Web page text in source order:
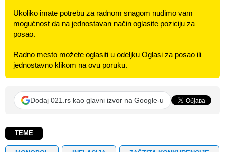
Ukoliko imate potrebu za radnom snagom nudimo vam
mogućnost da na jednostavan način oglasite poziciju za
posao.
Radno mesto možete oglasiti u odeljku Oglasi za posao ili
jednostavno klikom na ovu poruku.
Dodaj 021.rs kao glavni izvor na Google-u
TEME